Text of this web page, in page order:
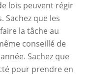
lois peuvent régir
Sachez que les
la tâche au
conseillé de
Sachez que
pour prendre en